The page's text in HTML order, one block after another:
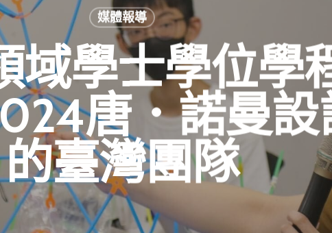
媒體報導
域學士學位學
唐．諾曼設
的臺灣團隊